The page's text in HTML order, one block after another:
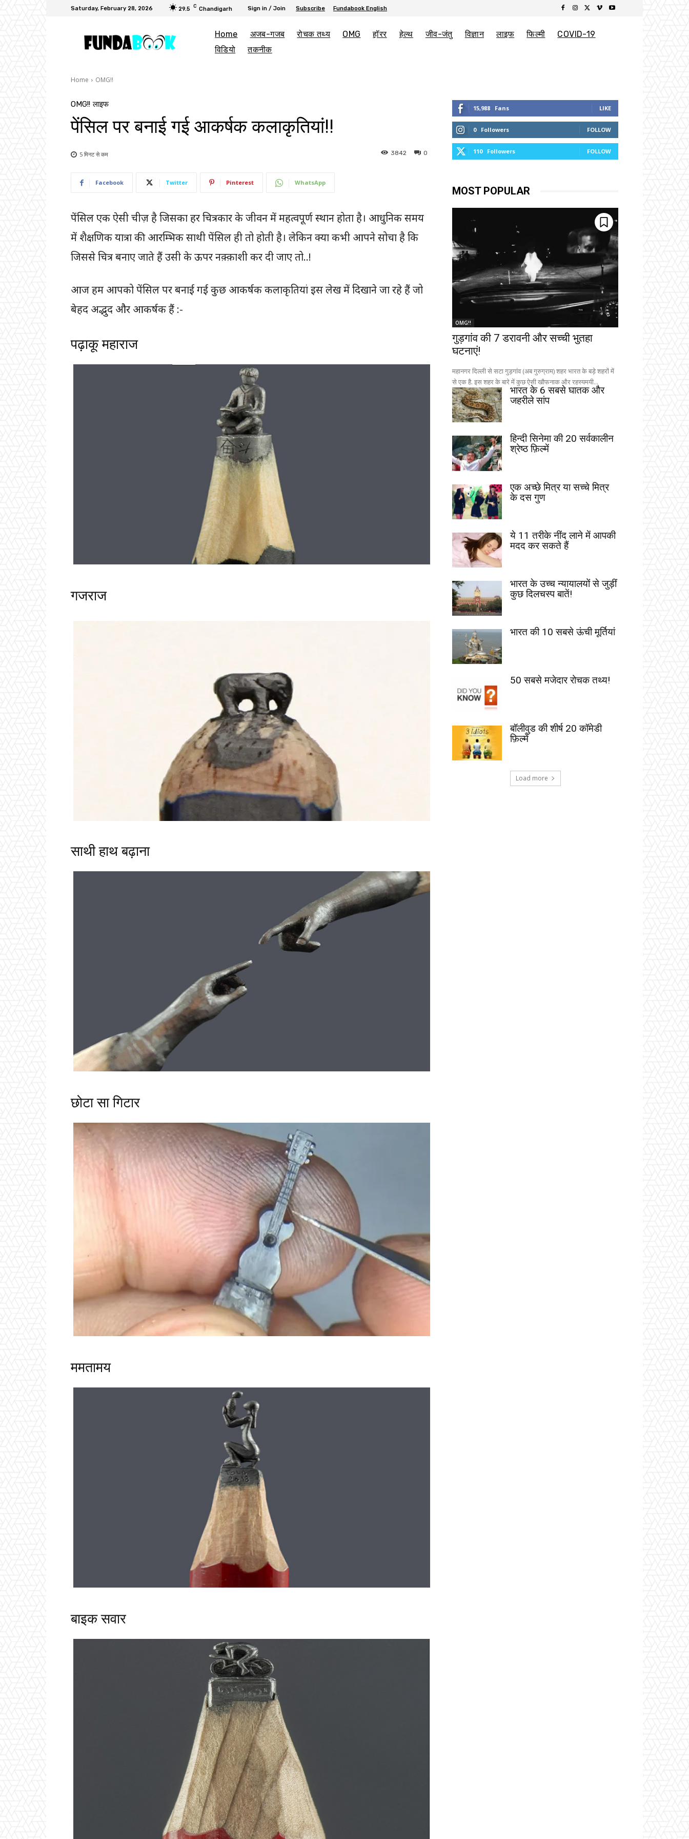
Saturday, February 28, 2026 29.5 C Chandigarh Sign in / Join Subscribe Fundabook English
Home अजब-गजब रोचक तथ्य OMG हॉरर हेल्थ जीव-जंतु विज्ञान लाइफ फिल्मी
COVID-19
विडियो
तकनीक
Home OMG!!
OMG!! लाइफ
पेंसिल पर बनाई गई आकर्षक कलाकृतियां!!
0
3842
5 मिनट सेकम
Facebook Twitter Pinterest WhatsApp
पेंसिल एक ऐसी चीज़ है जिसका हर चित्रकार के जीवन में महत्वपूर्ण स्थान होता है। आधुनिक समय
में शैक्षणिक यात्रा की आरम्भिक साथी पेंसिल ही तो होती है। लेकिन क्या कभी आपने सोचा है कि
जिससे चित्र बनाए जाते हैं उसी के ऊपर नक़्क़ाशी कर दी जाए तो..!
आज हम आपको पेंसिल पर बनाई गई कुछ आकर्षक कलाकृतियां इस लेख में दिखाने जा रहे हैं जो
बेहद अद्भुद और आकर्षक हैं :-
पढ़ाकू महाराज
गजराज
साथी हाथ बढ़ाना
छोटा सा गिटार
ममतामय
बाइक सवार
15,988 Fans LIKE
0 Followers FOLLOW
110 Followers FOLLOW
MOST POPULAR
OMG!!
गुड़गांव की 7 डरावनी और सच्ची भुतहा
घटनाएं!
महानगर दिल्ली से सटा गुड़गांव (अब गुरुग्राम) शहर भारत के बड़े शहरों में
से एक है. इस शहर के बारे में कुछ ऐसी खौफनाक और रहस्यमयी...
भारत के 6 सबसे घातक और
जहरीले सांप
हिन्दी सिनेमा की 20 सर्वकालीन
श्रेष्ठ फ़िल्में
एक अच्छे मित्र या सच्चे मित्र
के दस गुण
ये 11 तरीके नींद लाने में आपकी
मदद कर सकते हैं
भारत के उच्च न्यायालयों से जुड़ीं
कुछ दिलचस्प बातें!
भारत की 10 सबसे ऊंची मूर्तियां
50 सबसे मजेदार रोचक तथ्य!
बॉलीवुड की शीर्ष 20 कॉमेडी
फ़िल्में
Load more